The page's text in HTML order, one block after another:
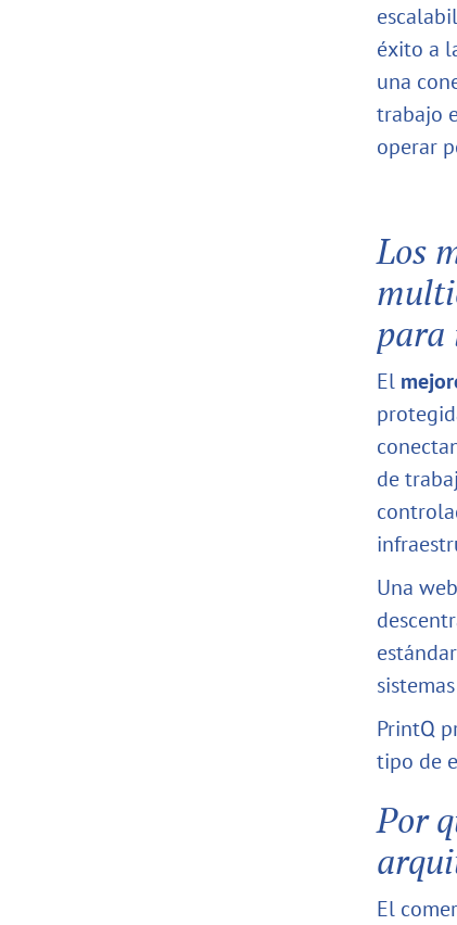
éxito a
una
trabajo
operar
Los
para
El
de
Una
PrintQ
tipo de
Por
El